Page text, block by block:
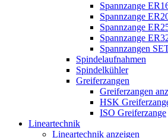
Spannzange
Spannzange
Spannzange
Spannzange
Spannzangen
Spindelaufnahmen
Spindelkühler
Greiferzangen
Greiferzangen
HSK
ISO Greiferzange
Lineartechnik
Lineartechnik anzeigen